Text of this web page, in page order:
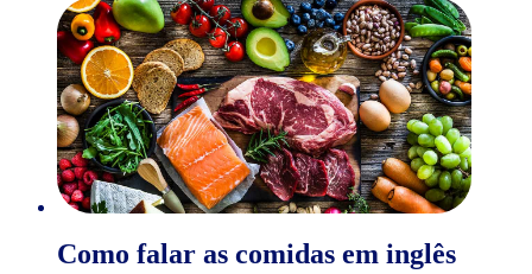
Como falar as comidas em inglês